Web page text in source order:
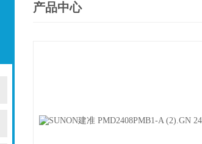
产品中心